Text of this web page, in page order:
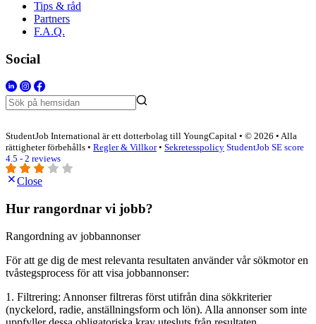
Tips & råd
Partners
F.A.Q.
Social
StudentJob International är ett dotterbolag till YoungCapital • © 2026 • Alla
rättigheter förbehålls • Regler & Villkor• Sekretesspolicy StudentJob SE score
4.5 - 2 reviews
Close
Hur rangordnar vi jobb?
Rangordning av jobbannonser
För att ge dig de mest relevanta resultaten använder vår sökmotor en
tvåstegsprocess för att visa jobbannonser:
1. Filtrering: Annonser filtreras först utifrån dina sökkriterier
(nyckelord, radie, anställningsform och lön). Alla annonser som inte